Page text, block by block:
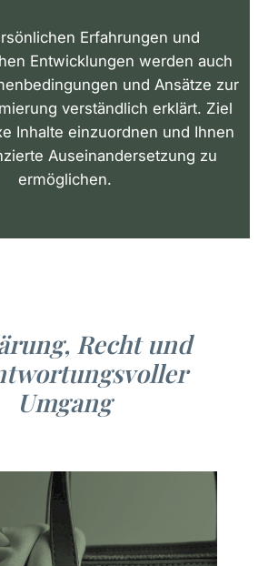
Erfahrungen und
Entwicklungen werden auch
und Ansätze zur
verständlich erklärt. Ziel
Inhalte einzuordnen und Ihnen
Auseinandersetzung zu
ermöglichen.
Recht und
Umgang